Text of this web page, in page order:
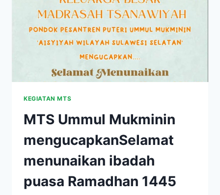
KEGIATAN MTS
MTS Ummul Mukminin
mengucapkanSelamat
menunaikan ibadah
puasa Ramadhan 1445